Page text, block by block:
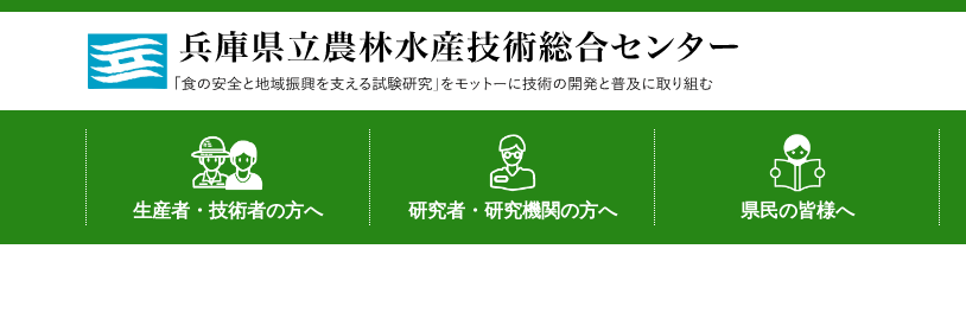
生産者・技術者の方へ
土地利用型作物
野菜
果樹・花き
加工・流通
経営･現地情報
環境病害虫
畜産
森林林業
水産
基幹種雄牛の紹介
研究者・研究機関の方へ
研究者の紹介
シーズ研究の成果
産学官連携
知的財産の保有状況（特許）
知的財産の保有状況（品種）
研究員の受入
研究活動不正行為への対応
公的研究資金への対応
県民の皆様へ
作物や園芸に関する新技術
畜産に関する新技術
森林林業に関する新技術
病害虫に関する新技術
食品加工に関する新技術
水産に関する新技術
作物や園芸に関する豆知識
病害虫に関する豆知識
畜産に関する豆知識
水産に関する豆知識
バイテク・農業環境・機械関係
食品加工に関する豆知識
森林林業に関する豆知識